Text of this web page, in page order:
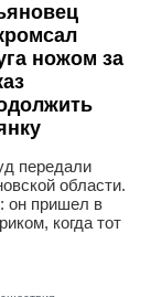
ножом за
передали
области.
он пришел в
когда тот